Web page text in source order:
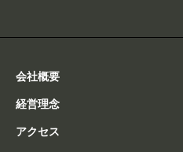
会社概要
経営理念
アクセス